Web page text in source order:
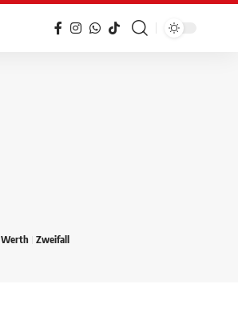
Werth Zweifall